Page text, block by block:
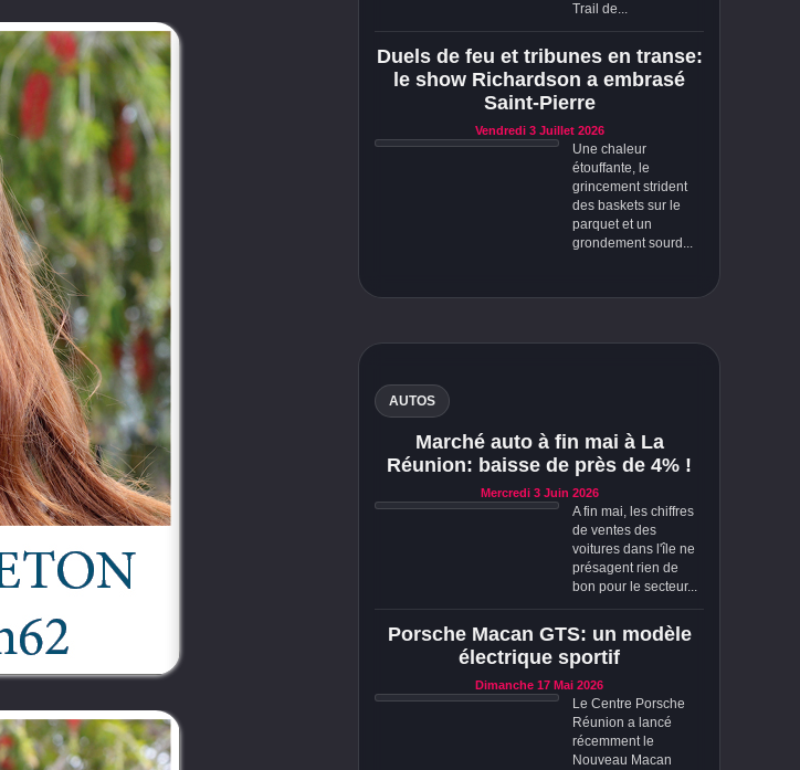
Trail de...
Duels de feu et tribunes en transe:
le show Richardson a embrasé
Saint-Pierre
Vendredi 3 Juillet 2026
Une chaleur
étouffante, le
grincement strident
des baskets sur le
parquet et un
grondement sourd...
AUTOS
Marché auto à fin mai à La
Réunion: baisse de près de 4% !
Mercredi 3 Juin 2026
A fin mai, les chiffres
de ventes des
voitures dans l'île ne
présagent rien de
bon pour le secteur...
Porsche Macan GTS: un modèle
électrique sportif
Dimanche 17 Mai 2026
Le Centre Porsche
Réunion a lancé
récemment le
Nouveau Macan